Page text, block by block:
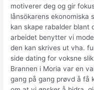
motiverer deg og gir
lånsökarens ekonomiska
kan skape rabalder blant
arbeidet benytter vi
den kan skrives ut vha.
side dating for voksne
Brannen i Moria var en
gang på gang prøvd å få